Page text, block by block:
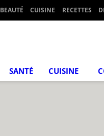
BEAUTÉ CUISINE RECETTES
SANTÉ CUISINE